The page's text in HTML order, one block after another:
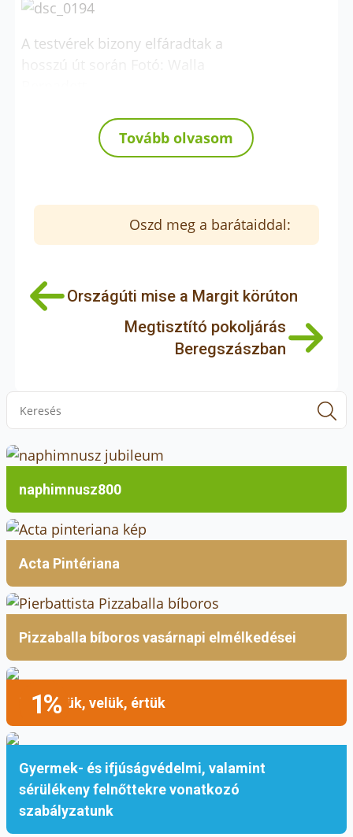
A testvérek bizony elfáradtak a
Tovább olvasom
Oszd meg a barátaiddal:
Országúti mise a Margit körúton
Megtisztító pokoljárás
Beregszászban
naphimnusz800
Acta Pintériana
Pizzaballa bíboros vasárnapi elmélkedései
1%
Mellettük, velük, értük
Gyermek- és ifjúságvédelmi, valamint
sérülékeny felnőttekre vonatkozó
szabályzatunk